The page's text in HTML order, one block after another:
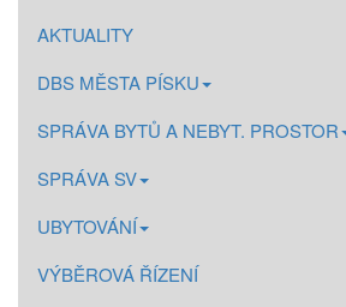
AKTUALITY
DBS MĚSTA PÍSKU
SPRÁVA BYTŮ A NEBYT. PROSTOR
SPRÁVA SV
UBYTOVÁNÍ
VÝBĚROVÁ ŘÍZENÍ